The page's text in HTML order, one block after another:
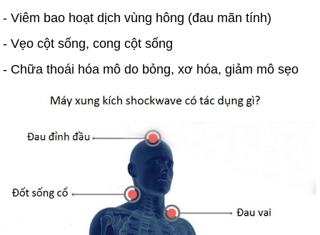
- Viêm bao hoạt dịch vùng hông (đau mãn tính)
- Vẹo cột sống, cong cột sống
- Chữa thoái hóa mô do bỏng, xơ hóa, giảm mô sẹo